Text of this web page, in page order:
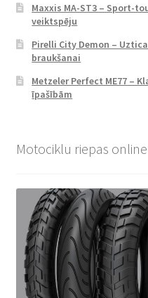
Maxxis MA-ST3 – Sport-
veiktspēju
Pirelli City Demon –
braukšanai
Metzeler Perfect ME77 –
īpašībām
Motociklu riepas online